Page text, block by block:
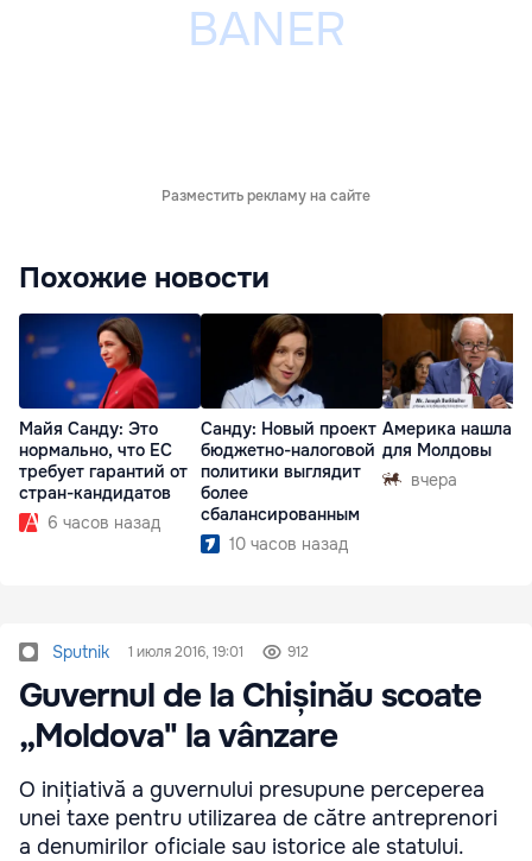
Разместить рекламу на сайте
Похожие новости
Майя Санду: Это
нормально, что ЕС
требует гарантий от
стран-кандидатов
6 часов назад
Санду: Новый проект
бюджетно-налоговой
политики выглядит
более
сбалансированным
10 часов назад
Америка нашла
для Молдовы
вчера
Sputnik 1 июля 2016, 19:01 912
Guvernul de la Chișinău scoate
„Moldova" la vânzare
O inițiativă a guvernului presupune perceperea
unei taxe pentru utilizarea de către antreprenori
a denumirilor oficiale sau istorice ale statului.